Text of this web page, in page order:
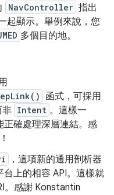
NavController 指出
起顯示。舉例來說，您
多個目的地。
函式，可採用
非 Intent 。這樣一
正確處理深層連結。感
，這項新的通用剖析器
台上的相容 API。這樣就
。感謝 Konstantin